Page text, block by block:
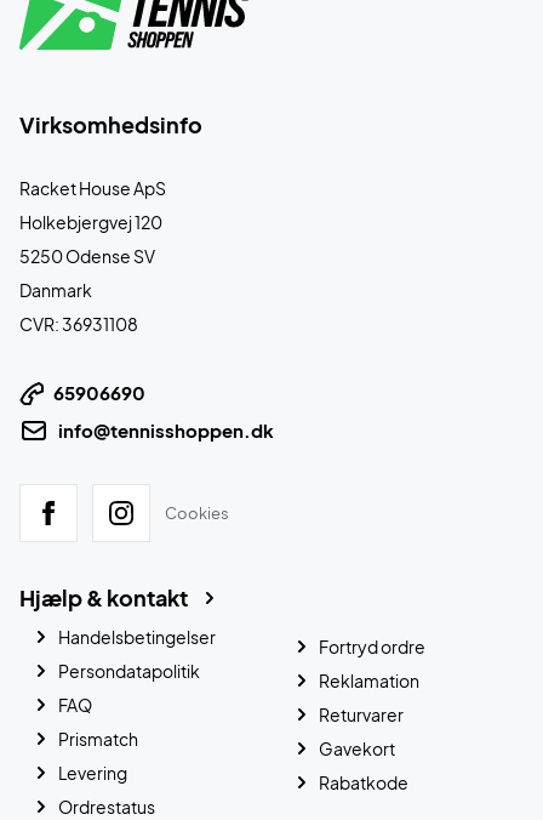
Virksomhedsinfo
Racket House ApS
Holkebjergvej 120
5250 Odense SV
Danmark
CVR: 36931108
65906690
info@tennisshoppen.dk
Cookies
Hjælp & kontakt
Handelsbetingelser
Persondatapolitik
FAQ
Prismatch
Levering
Ordrestatus
Fortryd ordre
Reklamation
Returvarer
Gavekort
Rabatkode